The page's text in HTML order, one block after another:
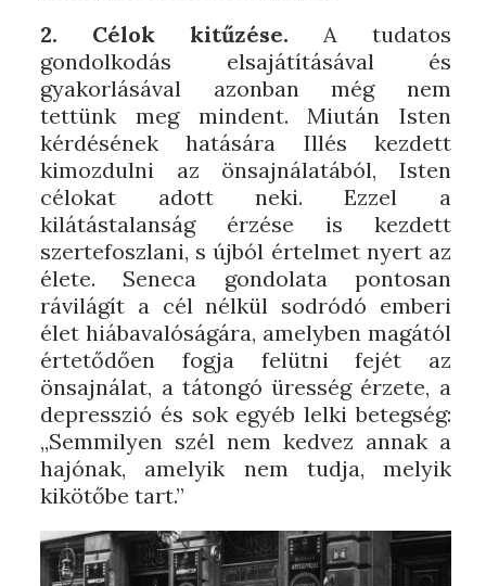
2. Célok kitűzése. A tudatos
gondolkodás elsajátításával és
gyakorlásával azonban még nem
tettünk meg mindent. Miután Isten
kérdésének hatására Illés kezdett
kimozdulni az önsajnálatából, Isten
célokat adott neki. Ezzel a
kilátástalanság érzése is kezdett
szertefoszlani, s újból értelmet nyert az
élete. Seneca gondolata pontosan
rávilágít a cél nélkül sodródó emberi
élet hiábavalóságára, amelyben magától
értetődően fogja felütni fejét az
önsajnálat, a tátongó üresség érzete, a
depresszió és sok egyéb lelki betegség:
„Semmilyen szél nem kedvez annak a
hajónak, amelyik nem tudja, melyik
kikötőbe tart.”